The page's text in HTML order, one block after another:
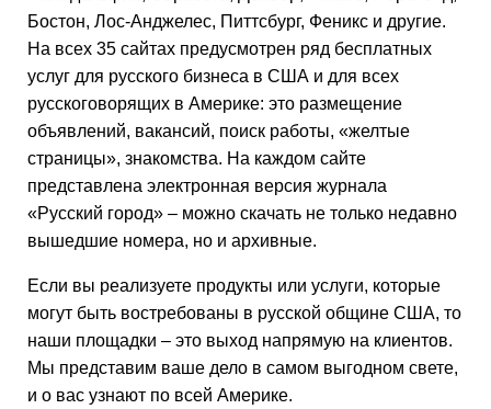
Бостон, Лос-Анджелес, Питтсбург, Феникс и другие.
На всех 35 сайтах предусмотрен ряд бесплатных
услуг для русского бизнеса в США и для всех
русскоговорящих в Америке: это размещение
объявлений, вакансий, поиск работы, «желтые
страницы», знакомства. На каждом сайте
представлена электронная версия журнала
«Русский город» – можно скачать не только недавно
вышедшие номера, но и архивные.
Если вы реализуете продукты или услуги, которые
могут быть востребованы в русской общине США, то
наши площадки – это выход напрямую на клиентов.
Мы представим ваше дело в самом выгодном свете,
и о вас узнают по всей Америке.